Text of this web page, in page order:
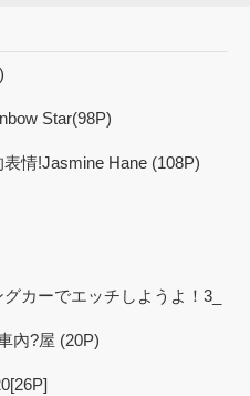
Star(98P)
情!Jasmine Hane (108P)
カーでエッチしようよ！3_
內?屋 (20P)